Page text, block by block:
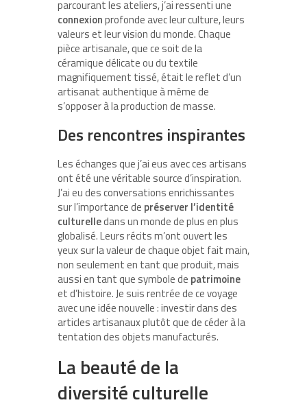
parcourant les ateliers, j’ai ressenti une
connexionprofonde avec leur culture, leurs
valeurs et leur vision du monde. Chaque
pièce artisanale, que ce soit de la
céramique délicate ou du textile
magnifiquement tissé, était le reflet d’un
artisanat authentique à même de
s’opposer à la production de masse.
Des rencontres inspirantes
Les échanges que j’ai eus avec ces artisans
ont été une véritable source d’inspiration.
J’ai eu des conversations enrichissantes
sur l’importance de préserver l’identité
culturelledans un monde de plus en plus
globalisé. Leurs récits m’ont ouvert les
yeux sur la valeur de chaque objet fait main,
non seulement en tant que produit, mais
aussi en tant que symbole de patrimoine
et d’histoire. Je suis rentrée de ce voyage
avec une idée nouvelle : investir dans des
articles artisanaux plutôt que de céder à la
tentation des objets manufacturés.
La beauté de la
diversité culturelle